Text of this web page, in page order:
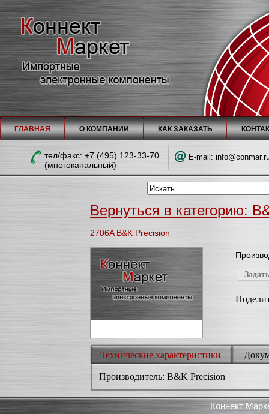
ГЛАВНАЯ О КОМПАНИИ КАК ЗАКАЗАТЬ
тел/факc: +7 (495) 123-33-70
(многоканальный)
E-mail:
Вернуться в категорию:
2706A B&K Precision
Технические характеристики
Производитель: B&K Precision
Коннект